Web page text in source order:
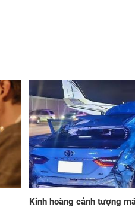
Kinh hoàng cảnh tượng